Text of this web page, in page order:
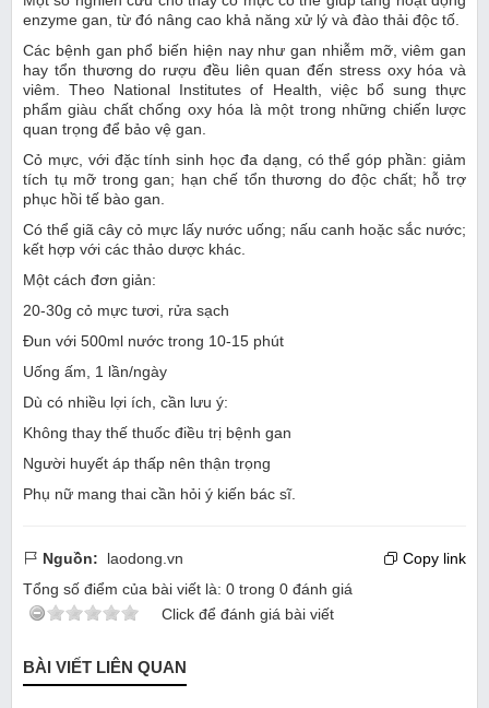
enzyme gan, từ đó nâng cao khả năng xử lý và đào thải độc tố.
Các bệnh gan phổ biến hiện nay như gan nhiễm mỡ, viêm gan
hay tổn thương do rượu đều liên quan đến stress oxy hóa và
viêm. Theo National Institutes of Health, việc bổ sung thực
phẩm giàu chất chống oxy hóa là một trong những chiến lược
quan trọng để bảo vệ gan.
Cỏ mực, với đặc tính sinh học đa dạng, có thể góp phần: giảm
tích tụ mỡ trong gan; hạn chế tổn thương do độc chất; hỗ trợ
phục hồi tế bào gan.
Có thể giã cây cỏ mực lấy nước uống; nấu canh hoặc sắc nước;
kết hợp với các thảo dược khác.
Một cách đơn giản:
20-30g cỏ mực tươi, rửa sạch
Đun với 500ml nước trong 10-15 phút
Uống ấm, 1 lần/ngày
Dù có nhiều lợi ích, cần lưu ý:
Không thay thế thuốc điều trị bệnh gan
Người huyết áp thấp nên thận trọng
Phụ nữ mang thai cần hỏi ý kiến bác sĩ.
Nguồn: laodong.vn
Copy link
Tổng số điểm của bài viết là: 0 trong 0 đánh giá
Click để đánh giá bài viết
BÀI VIẾT LIÊN QUAN